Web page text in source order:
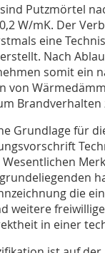
Putzmörtel
W/mK. Der
eine
Nach
somit ein
von
Brandverhalten
Grundlage für
Wesentlichen
die
weitere
in einer